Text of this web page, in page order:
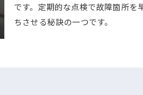
です。定期的な点検で故障箇所
ちさせる秘訣の一つです。